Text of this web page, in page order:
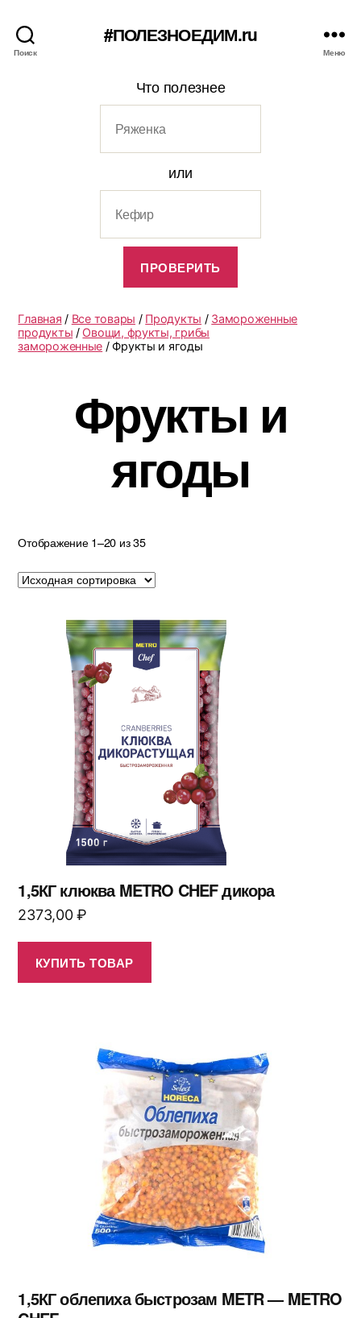
Поиск
#ПОЛЕЗНОЕДИМ.ru
Меню
Что полезнее
или
Главная / Все товары / Продукты / Замороженные
продукты / Овощи, фрукты, грибы
замороженные / Фрукты и ягоды
Фрукты и
ягоды
Отображение 1–20 из 35
1,5КГ клюква METRO CHEF дикора
2373,00₽
КУПИТЬ ТОВАР
1,5КГ облепиха быстрозам METR — METRO